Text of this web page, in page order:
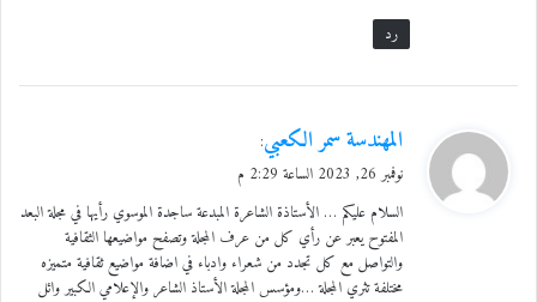
رد
ي
ق
و
ل
المهندسة سمر الكعبي:
نوفمبر 26, 2023 الساعة 2:29 م
السلام عليكم … الأستاذة الشاعرة المبدعة ساجدة الموسوي رأيها في مجلة البعد
المفتوح يعبر عن رأي كل من عرف المجلة وتصفح مواضيعها الثقافية
والتواصل مع كل تجدد من شعراء وادباء في اضافة مواضيع ثقافية متميزه
مختلفة تثري المجلة …ومؤسس المجلة الأستاذ الشاعر والإعلامي الكبير وائل